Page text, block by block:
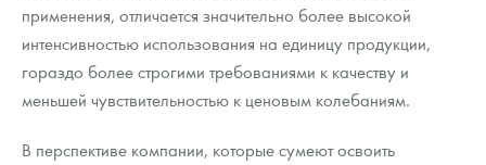
применения, отличается значительно более высокой
интенсивностью использования на единицу продукции,
гораздо более строгими требованиями к качеству и
меньшей чувствительностью к ценовым колебаниям.
В перспективе компании, которые сумеют освоить